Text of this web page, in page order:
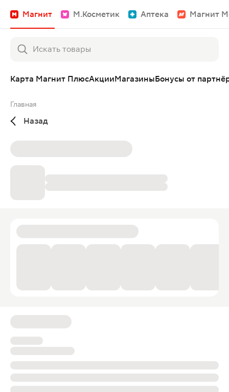
Магнит М.Косметик Аптека Магнит
Карта Магнит ПлюсАкцииМагазиныБонусы от
Главная
Назад